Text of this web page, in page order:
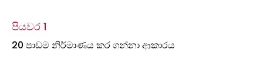
පියවර 1
20 පාඩම නිර්මාණය කර ගන්නා ආකාරය